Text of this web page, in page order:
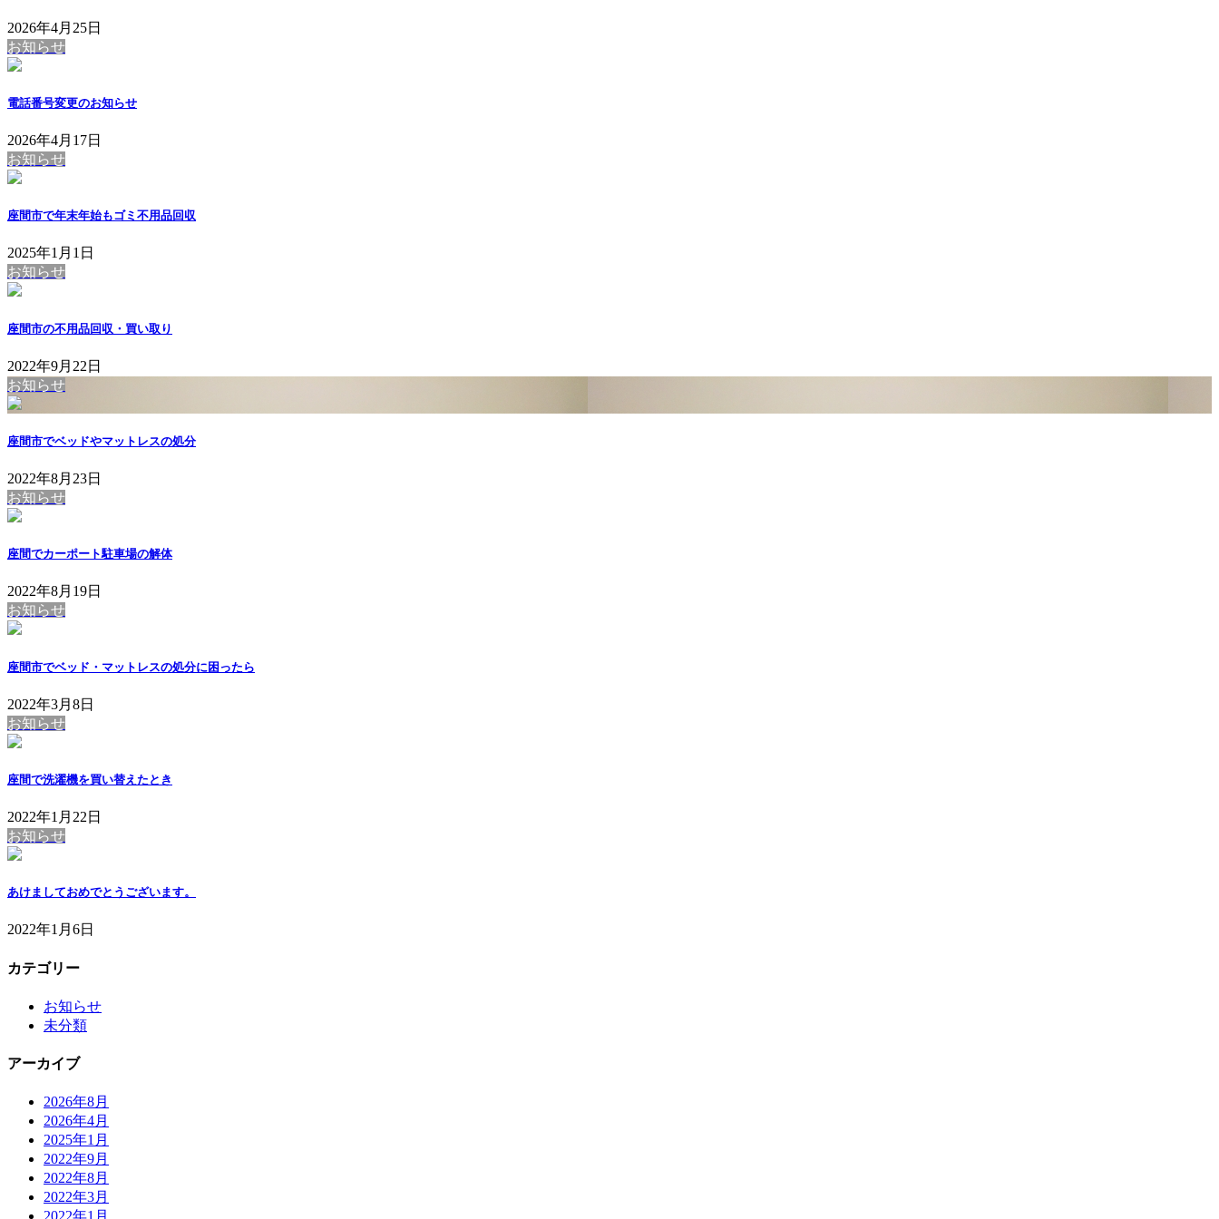
2026年4月25日
お知らせ
電話番号変更のお知らせ
2026年4月17日
お知らせ
座間市で年末年始もゴミ不用品回収
2025年1月1日
お知らせ
座間市の不用品回収・買い取り
2022年9月22日
お知らせ
座間市でベッドやマットレスの処分
2022年8月23日
お知らせ
座間でカーポート駐車場の解体
2022年8月19日
お知らせ
座間市でベッド・マットレスの処分に困ったら
2022年3月8日
お知らせ
座間で洗濯機を買い替えたとき
2022年1月22日
お知らせ
あけましておめでとうございます。
2022年1月6日
カテゴリー
お知らせ
未分類
アーカイブ
2026年8月
2026年4月
2025年1月
2022年9月
2022年8月
2022年3月